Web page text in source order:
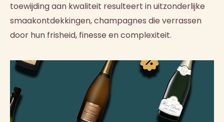
toewijding aan kwaliteit resulteert in uitzonderlijke
smaakontdekkingen, champagnes die verrassen
door hun frisheid, finesse en complexiteit.